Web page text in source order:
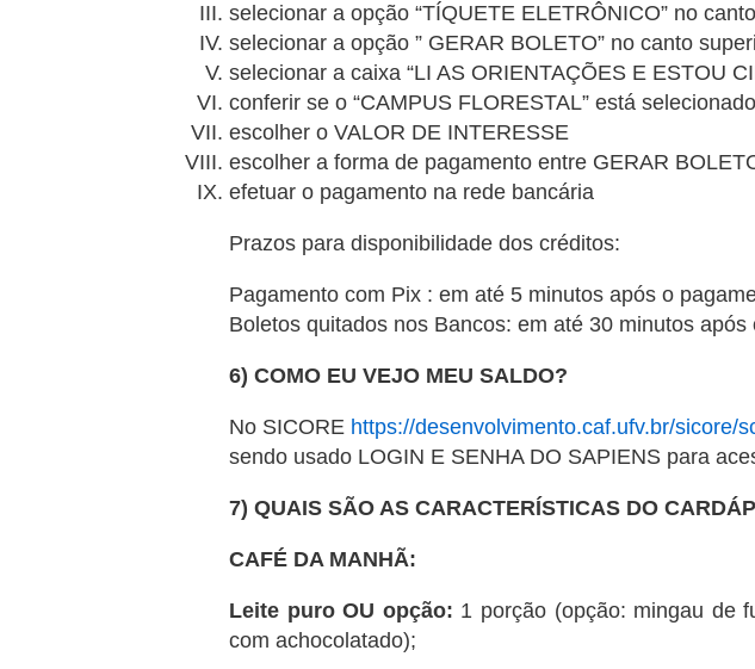
selecionar a opção “TÍQUETE ELETRÔNICO” no
selecionar a opção ” GERAR BOLETO” no canto
selecionar a caixa “LI AS ORIENTAÇÕES E ESTOU
conferir se o “CAMPUS FLORESTAL” está selecionado
escolher o VALOR DE INTERESSE
escolher a forma de pagamento entre GERAR
efetuar o pagamento na rede bancária
Prazos para disponibilidade dos créditos:
Pagamento com Pix : em até 5 minutos após o
Boletos quitados nos Bancos: em até 30 minutos após
6) COMO EU VEJO MEU SALDO?
No SICORE https://desenvolvimento.caf.ufv.br/sicore/
sendo usado LOGIN E SENHA DO SAPIENS para
7) QUAIS SÃO AS CARACTERÍSTICAS DO
CAFÉ DA MANHÃ:
Leite puro OU opção: 1 porção (opção: mingau de
com achocolatado);